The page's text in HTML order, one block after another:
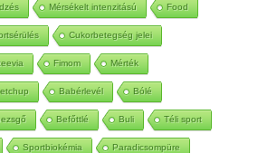
Mérsékelt intenzitású Food
Cukorbetegség jelei
Fimom Mérték
Babérlevél Bólé
Befőttlé Buli Téli sport
Sportbiokémia Paradicsompüre